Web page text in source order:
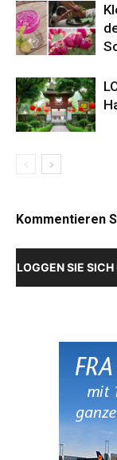
Kommentieren
LOGGEN SIE